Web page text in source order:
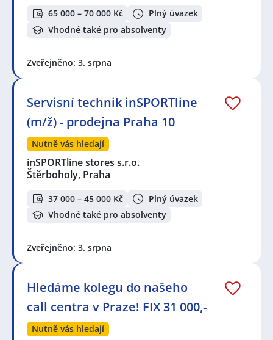
65 000 – 70 000 Kč
Plný úvazek
Vhodné také pro absolventy
Zveřejněno: 3. srpna
Servisní technik inSPORTline
(m/ž) - prodejna Praha 10
Nutně vás hledají
inSPORTline stores s.r.o.
Štěrboholy, Praha
37 000 – 45 000 Kč
Plný úvazek
Vhodné také pro absolventy
Zveřejněno: 3. srpna
Hledáme kolegu do našeho
call centra v Praze! FIX 31 000,-
Nutně vás hledají